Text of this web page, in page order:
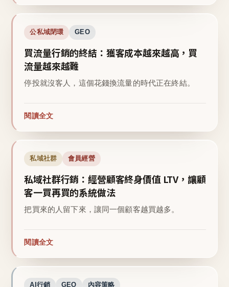
公私域閉環 GEO
買流量行銷的終結：獲客成本越來越高，買
流量越來越難
停投就沒客人，這個花錢換流量的時代正在終結。
閱讀全文
私域社群 會員經營
私域社群行銷：經營顧客終身價值 LTV，讓顧
客一買再買的系統做法
把買來的人留下來，讓同一個顧客越買越多。
閱讀全文
AI行銷 GEO 內容策略